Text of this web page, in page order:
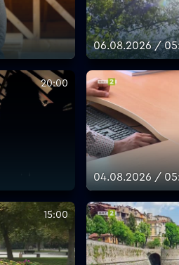
06.08.2026 /
20:00
04.08.2026 /
15:00